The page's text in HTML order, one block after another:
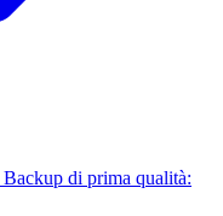
Backup di prima qualità: